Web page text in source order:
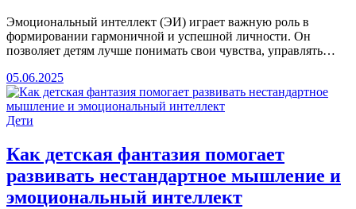
Эмоциональный интеллект (ЭИ) играет важную роль в
формировании гармоничной и успешной личности. Он
позволяет детям лучше понимать свои чувства, управлять…
05.06.2025
Дети
Как детская фантазия помогает
развивать нестандартное мышление и
эмоциональный интеллект